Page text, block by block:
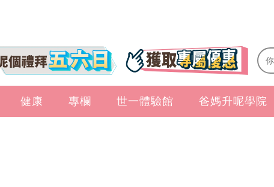
健康 專欄 世一體驗館 爸媽升呢學院